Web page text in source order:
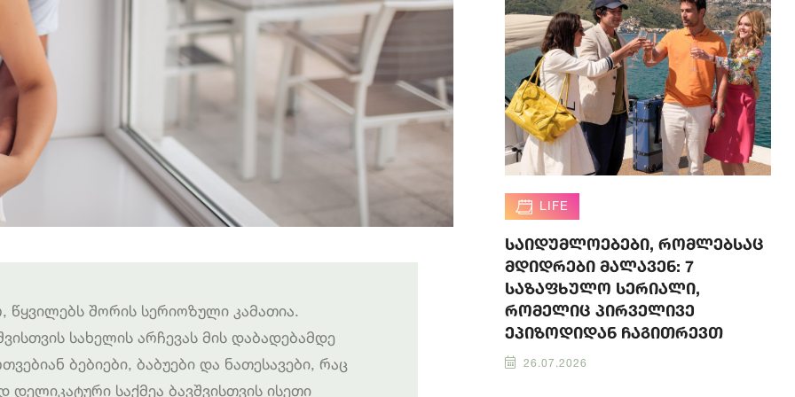
წყვილებს შორის სერიოზული კამათია.
სახელის არჩევას მის დაბადებამდე
ბებიები, ბაბუები და ნათესავები, რაც
დელიკატური საქმეა ბავშვისთვის ისეთი
LIFE
საიდუმლოებები, რომლებსაც
მდიდრები მალავენ: 7
საზაფხულო სერიალი,
რომელიც პირველივე
ეპიზოდიდან ჩაგითრევთ
26.07.2026